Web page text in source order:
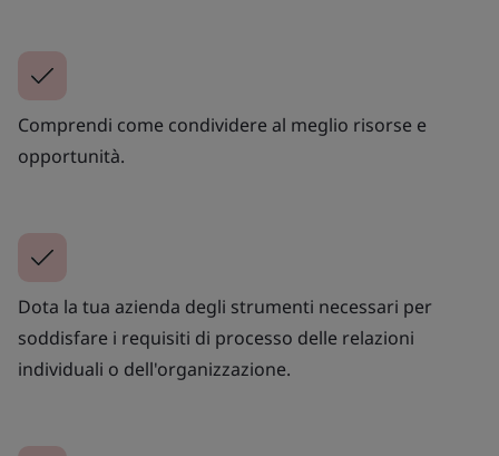
Comprendi come condividere al meglio risorse e
opportunità.
Dota la tua azienda degli strumenti necessari per
soddisfare i requisiti di processo delle relazioni
individuali o dell'organizzazione.